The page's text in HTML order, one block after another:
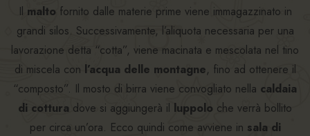
Il malto fornito dalle materie prime viene immagazzinato in
grandi silos. Successivamente, l’aliquota necessaria per una
lavorazione detta “cotta”, viene macinata e mescolata nel tino
di miscela con l’acqua delle montagne, fino ad ottenere il
“composto”. Il mosto di birra viene convogliato nella caldaia
di cottura dove si aggiungerà il luppolo che verrà bollito
per circa un’ora. Ecco quindi come avviene in sala di